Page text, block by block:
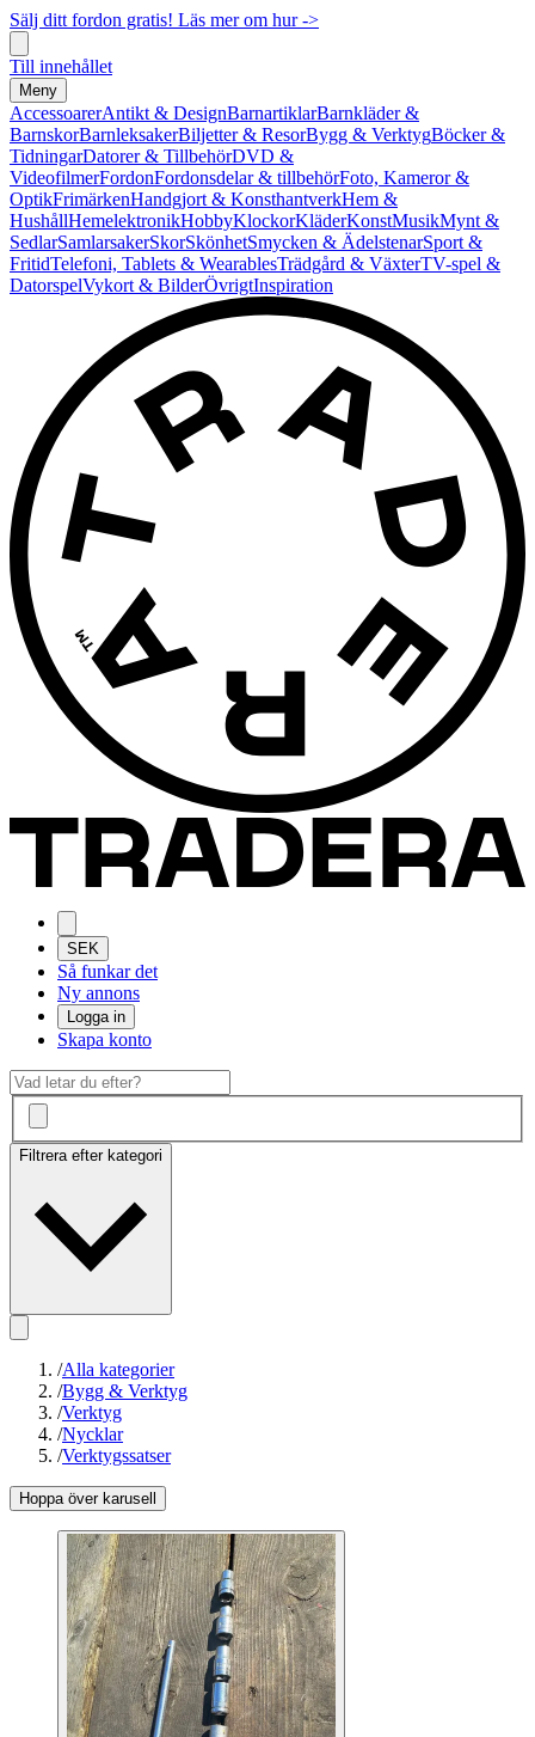
Sälj ditt fordon gratis! Läs mer om hur ->
Till innehållet
Meny
AccessoarerAntikt & DesignBarnartiklarBarnkläder &
BarnskorBarnleksakerBiljetter & ResorBygg & VerktygBöcker &
TidningarDatorer & TillbehörDVD &
VideofilmerFordonFordonsdelar & tillbehörFoto, Kameror &
OptikFrimärkenHandgjort & KonsthantverkHem &
HushållHemelektronikHobbyKlockorKläderKonstMusikMynt &
SedlarSamlarsakerSkorSkönhetSmycken & ÄdelstenarSport &
FritidTelefoni, Tablets & WearablesTrädgård & VäxterTV-spel &
DatorspelVykort & BilderÖvrigtInspiration
SEK
Så funkar det
Ny annons
Logga in
Skapa konto
Filtrera efter kategori
/Alla kategorier
/Bygg & Verktyg
/Verktyg
/Nycklar
/Verktygssatser
Hoppa över karusell